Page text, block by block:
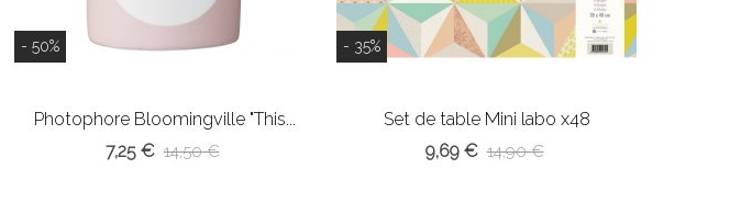
- 50%
Photophore Bloomingville "This...
7,25 € 14,50 €
- 35%
Set de table Mini labo x48
9,69 € 14,90 €